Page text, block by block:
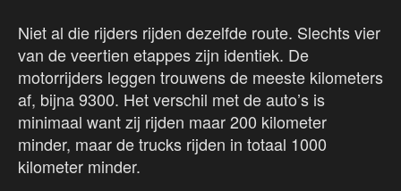
Niet al die rijders rijden dezelfde route. Slechts vier
van de veertien etappes zijn identiek. De
motorrijders leggen trouwens de meeste kilometers
af, bijna 9300. Het verschil met de auto’s is
minimaal want zij rijden maar 200 kilometer
minder, maar de trucks rijden in totaal 1000
kilometer minder.